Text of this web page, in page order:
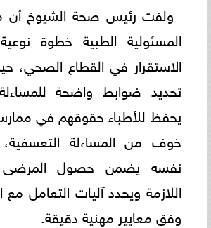
ولفت رئيس صحة الشيوخ أن
المسئولية الطبية خطوة
الاستقرار في القطاع الصحي،
تحديد ضوابط واضحة
يحفظ للأطباء حقوقهم في
خوف من المساءلة
نفسه يضمن حصول المرضى
اللازمة ويحدد آليات التعامل مع
وفق معايير مهنية دقيقة.